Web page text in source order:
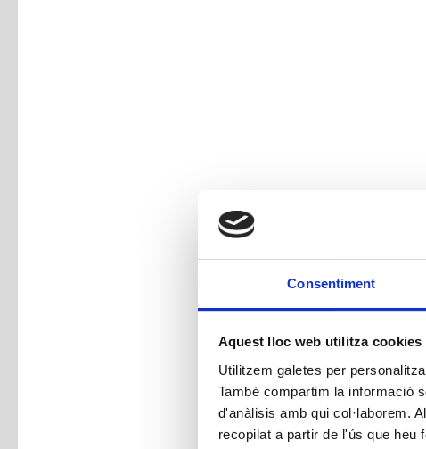
Consentiment
Aquest lloc web utilitza cookies
Utilitzem galetes per
També compartim la informació
d'anàlisis amb qui col·laborem.
recopilat a partir de l'ús que heu